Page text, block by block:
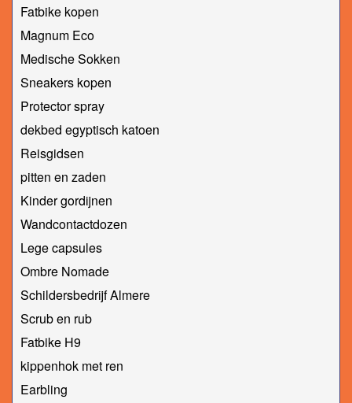
Fatbike kopen
Magnum Eco
Medische Sokken
Sneakers kopen
Protector spray
dekbed egyptisch katoen
Reisgidsen
pitten en zaden
Kinder gordijnen
Wandcontactdozen
Lege capsules
Ombre Nomade
Schildersbedrijf Almere
Scrub en rub
Fatbike H9
kippenhok met ren
Earbling